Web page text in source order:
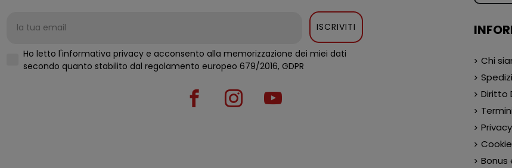
ISCRIVITI
Ho letto l'informativa privacy e acconsento alla memorizzazione dei miei dati
secondo quanto stabilito dal regolamento europeo 679/2016, GDPR
Chi
Diritto
Bonus